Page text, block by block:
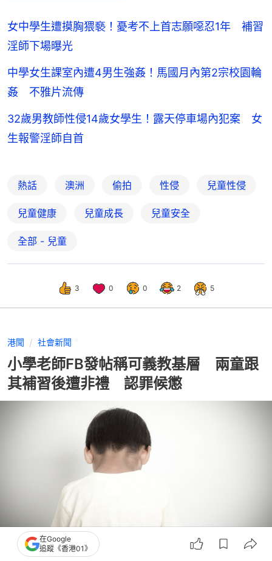
女中學生遭摸胸猥褻！憂考不上首志願噁忍1年 補習
淫師下場曝光
中學女生課室內遭4男生強姦！馬國月內第2宗校園輪
姦 不雅片流傳
32歲男教師性侵14歲女學生！露天停車場內犯案 女
生報警淫師自首
熱話 澳洲 偷拍 性侵 兒童性侵
兒童健康 兒童成長 兒童安全
全部 - 兒童
3 0 0 2 5
港聞 社會新聞
小學老師FB發帖稱可義教基層 兩童跟
其補習後遭非禮 認罪候懲
撰文：陳蓉
在Google
追蹤《香港01》